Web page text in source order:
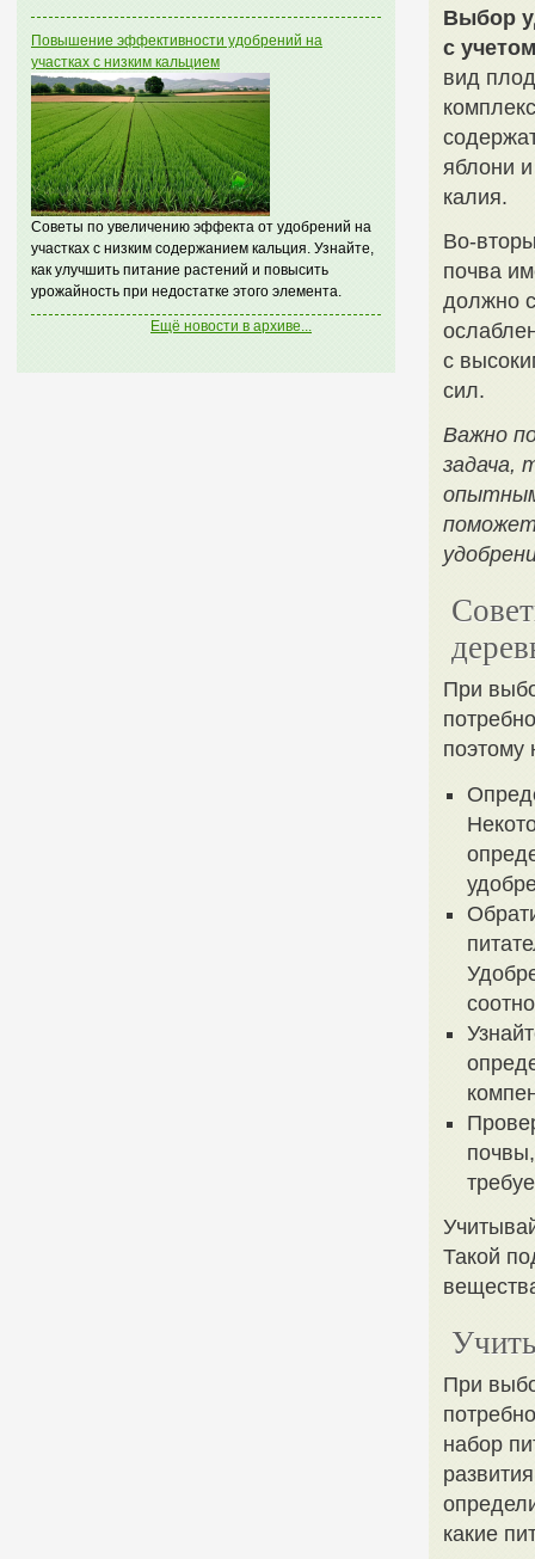
Повышение эффективности удобрений на
участках с низким кальцием
Советы по увеличению эффекта от удобрений на
участках с низким содержанием кальция. Узнайте,
как улучшить питание растений и повысить
урожайность при недостатке этого элемента.
Ещё новости в архиве...
Выбор
с
вид
яблони
калия.
Во-
почва
должно
с
сил.
Важно
задача,
поможет
При
поэтому
Такой
При
набор
какие